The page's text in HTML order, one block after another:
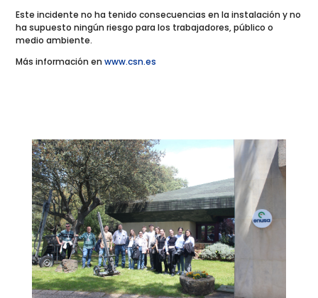
Este incidente no ha tenido consecuencias en la instalación y no
ha supuesto ningún riesgo para los trabajadores, público o
medio ambiente.
Más información enwww.csn.es